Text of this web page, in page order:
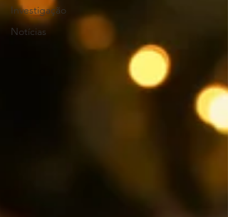
Investigação
Notícias